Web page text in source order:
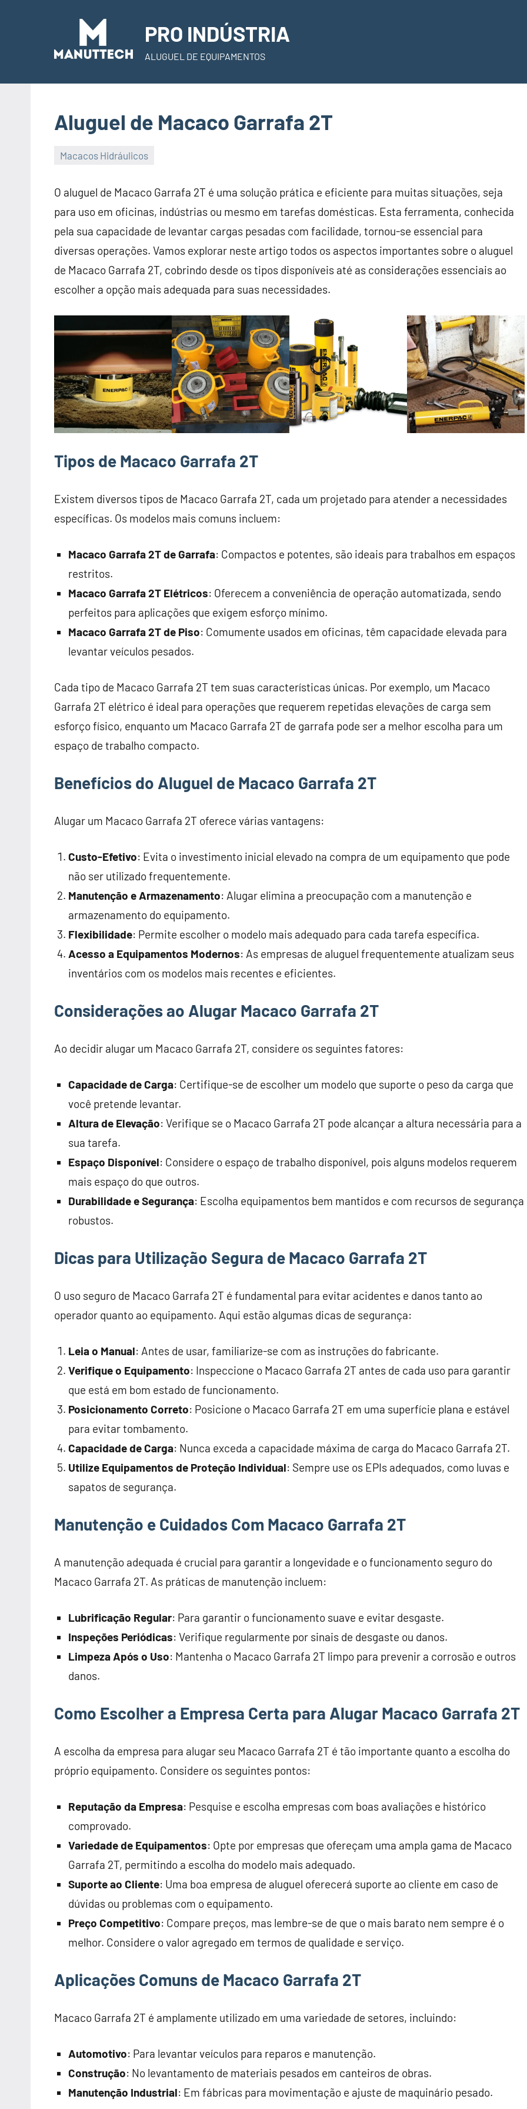
PRO INDÚSTRIA
ALUGUEL DE EQUIPAMENTOS
Aluguel de Macaco Garrafa 2T
Macacos Hidráulicos
November
de
2023
O aluguel de Macaco Garrafa 2T é uma solução prática e eficiente para muitas situações, seja
para uso em oficinas, indústrias ou mesmo em tarefas domésticas. Esta ferramenta, conhecida
pela sua capacidade de levantar cargas pesadas com facilidade, tornou-se essencial para
diversas operações. Vamos explorar neste artigo todos os aspectos importantes sobre o aluguel
de Macaco Garrafa 2T, cobrindo desde os tipos disponíveis até as considerações essenciais ao
escolher a opção mais adequada para suas necessidades.
Tipos de Macaco Garrafa 2T
Existem diversos tipos de Macaco Garrafa 2T, cada um projetado para atender a necessidades
específicas. Os modelos mais comuns incluem:
Macaco Garrafa 2T de Garrafa: Compactos e potentes, são ideais para trabalhos em espaços
restritos.
Macaco Garrafa 2T Elétricos: Oferecem a conveniência de operação automatizada, sendo
perfeitos para aplicações que exigem esforço mínimo.
Macaco Garrafa 2T de Piso: Comumente usados em oficinas, têm capacidade elevada para
levantar veículos pesados.
Cada tipo de Macaco Garrafa 2T tem suas características únicas. Por exemplo, um Macaco
Garrafa 2T elétrico é ideal para operações que requerem repetidas elevações de carga sem
esforço físico, enquanto um Macaco Garrafa 2T de garrafa pode ser a melhor escolha para um
espaço de trabalho compacto.
Benefícios do Aluguel de Macaco Garrafa 2T
Alugar um Macaco Garrafa 2T oferece várias vantagens:
Custo-Efetivo: Evita o investimento inicial elevado na compra de um equipamento que pode
não ser utilizado frequentemente.
Manutenção e Armazenamento: Alugar elimina a preocupação com a manutenção e
armazenamento do equipamento.
Flexibilidade: Permite escolher o modelo mais adequado para cada tarefa específica.
Acesso a Equipamentos Modernos: As empresas de aluguel frequentemente atualizam seus
inventários com os modelos mais recentes e eficientes.
Considerações ao Alugar Macaco Garrafa 2T
Ao decidir alugar um Macaco Garrafa 2T, considere os seguintes fatores:
Capacidade de Carga: Certifique-se de escolher um modelo que suporte o peso da carga que
você pretende levantar.
Altura de Elevação: Verifique se o Macaco Garrafa 2T pode alcançar a altura necessária para a
sua tarefa.
Espaço Disponível: Considere o espaço de trabalho disponível, pois alguns modelos requerem
mais espaço do que outros.
Durabilidade e Segurança: Escolha equipamentos bem mantidos e com recursos de segurança
robustos.
Dicas para Utilização Segura de Macaco Garrafa 2T
O uso seguro de Macaco Garrafa 2T é fundamental para evitar acidentes e danos tanto ao
operador quanto ao equipamento. Aqui estão algumas dicas de segurança:
Leia o Manual: Antes de usar, familiarize-se com as instruções do fabricante.
Verifique o Equipamento: Inspeccione o Macaco Garrafa 2T antes de cada uso para garantir
que está em bom estado de funcionamento.
Posicionamento Correto: Posicione o Macaco Garrafa 2T em uma superfície plana e estável
para evitar tombamento.
Capacidade de Carga: Nunca exceda a capacidade máxima de carga do Macaco Garrafa 2T.
Utilize Equipamentos de Proteção Individual: Sempre use os EPIs adequados, como luvas e
sapatos de segurança.
Manutenção e Cuidados Com Macaco Garrafa 2T
A manutenção adequada é crucial para garantir a longevidade e o funcionamento seguro do
Macaco Garrafa 2T. As práticas de manutenção incluem:
Lubrificação Regular: Para garantir o funcionamento suave e evitar desgaste.
Inspeções Periódicas: Verifique regularmente por sinais de desgaste ou danos.
Limpeza Após o Uso: Mantenha o Macaco Garrafa 2T limpo para prevenir a corrosão e outros
danos.
Como Escolher a Empresa Certa para Alugar Macaco Garrafa 2T
A escolha da empresa para alugar seu Macaco Garrafa 2T é tão importante quanto a escolha do
próprio equipamento. Considere os seguintes pontos:
Reputação da Empresa: Pesquise e escolha empresas com boas avaliações e histórico
comprovado.
Variedade de Equipamentos: Opte por empresas que ofereçam uma ampla gama de Macaco
Garrafa 2T, permitindo a escolha do modelo mais adequado.
Suporte ao Cliente: Uma boa empresa de aluguel oferecerá suporte ao cliente em caso de
dúvidas ou problemas com o equipamento.
Preço Competitivo: Compare preços, mas lembre-se de que o mais barato nem sempre é o
melhor. Considere o valor agregado em termos de qualidade e serviço.
Aplicações Comuns de Macaco Garrafa 2T
Macaco Garrafa 2T é amplamente utilizado em uma variedade de setores, incluindo:
Automotivo: Para levantar veículos para reparos e manutenção.
Construção: No levantamento de materiais pesados em canteiros de obras.
Manutenção Industrial: Em fábricas para movimentação e ajuste de maquinário pesado.